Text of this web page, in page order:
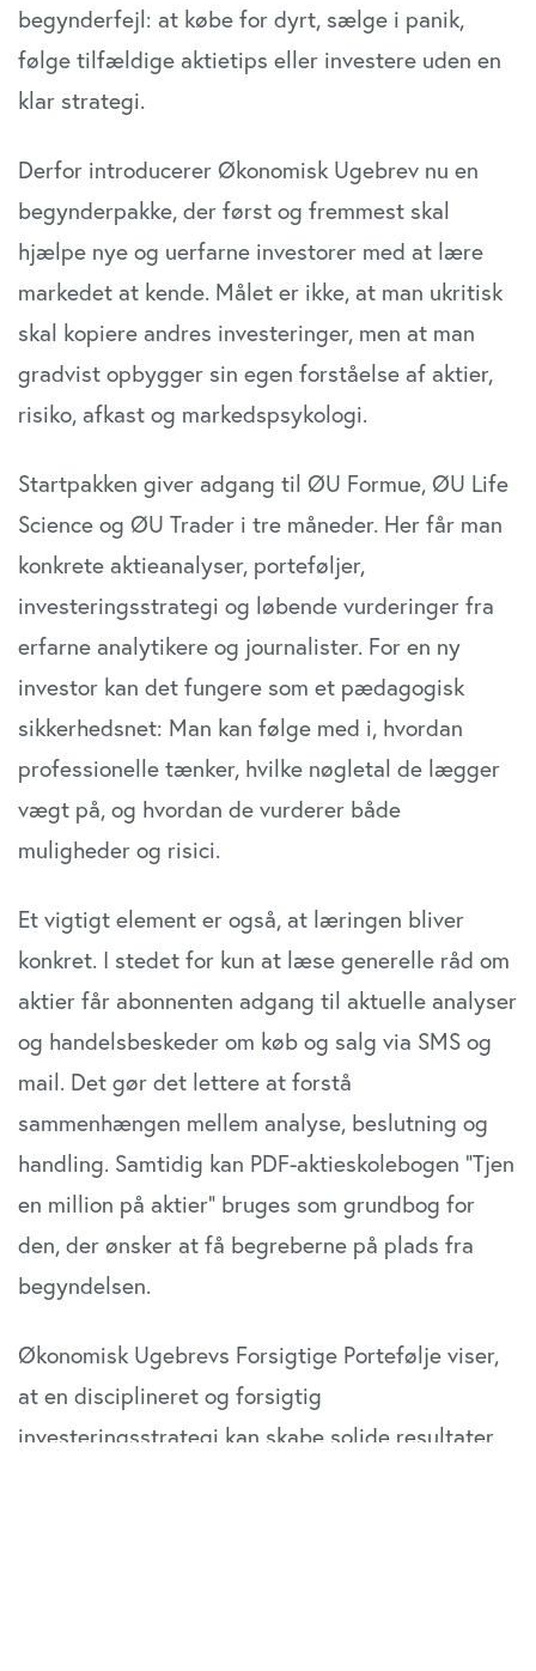
begynderfejl: at købe for dyrt, sælge i panik,
følge tilfældige aktietips eller investere uden en
klar strategi.
Derfor introducerer Økonomisk Ugebrev nu en
begynderpakke, der først og fremmest skal
hjælpe nye og uerfarne investorer med at lære
markedet at kende. Målet er ikke, at man ukritisk
skal kopiere andres investeringer, men at man
gradvist opbygger sin egen forståelse af aktier,
risiko, afkast og markedspsykologi.
Startpakken giver adgang til ØU Formue, ØU Life
Science og ØU Trader i tre måneder. Her får man
konkrete aktieanalyser, porteføljer,
investeringsstrategi og løbende vurderinger fra
erfarne analytikere og journalister. For en ny
investor kan det fungere som et pædagogisk
sikkerhedsnet: Man kan følge med i, hvordan
professionelle tænker, hvilke nøgletal de lægger
vægt på, og hvordan de vurderer både
muligheder og risici.
Et vigtigt element er også, at læringen bliver
konkret. I stedet for kun at læse generelle råd om
aktier får abonnenten adgang til aktuelle analyser
og handelsbeskeder om køb og salg via SMS og
mail. Det gør det lettere at forstå
sammenhængen mellem analyse, beslutning og
handling. Samtidig kan PDF-aktieskolebogen “Tjen
en million på aktier” bruges som grundbog for
den, der ønsker at få begreberne på plads fra
begyndelsen.
Økonomisk Ugebrevs Forsigtige Portefølje viser,
at en disciplineret og forsigtig
investeringsstrategi kan skabe solide resultater.